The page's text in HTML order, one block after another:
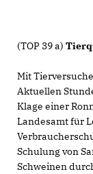
(TOP 39 a)
Mit
Aktuellen
Klage einer
Landesamt für
Schulung von
Schweinen